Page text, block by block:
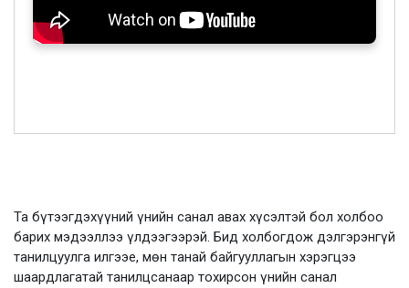
Та бүтээгдэхүүний үнийн санал авах хүсэлтэй бол холбоо
барих мэдээллээ үлдээгээрэй. Бид холбогдож дэлгэрэнгүй
танилцуулга илгээе, мөн танай байгууллагын хэрэгцээ
шаардлагатай танилцсанаар тохирсон үнийн санал